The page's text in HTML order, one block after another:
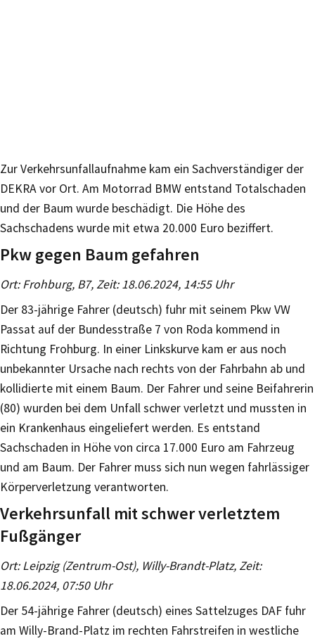
Zur Verkehrsunfallaufnahme kam ein Sachverständiger der
DEKRA vor Ort. Am Motorrad BMW entstand Totalschaden
und der Baum wurde beschädigt. Die Höhe des
Sachschadens wurde mit etwa 20.000 Euro beziffert.
Pkw gegen Baum gefahren
Ort: Frohburg, B7, Zeit: 18.06.2024, 14:55 Uhr
Der 83-jährige Fahrer (deutsch) fuhr mit seinem Pkw VW
Passat auf der Bundesstraße 7 von Roda kommend in
Richtung Frohburg. In einer Linkskurve kam er aus noch
unbekannter Ursache nach rechts von der Fahrbahn ab und
kollidierte mit einem Baum. Der Fahrer und seine Beifahrerin
(80) wurden bei dem Unfall schwer verletzt und mussten in
ein Krankenhaus eingeliefert werden. Es entstand
Sachschaden in Höhe von circa 17.000 Euro am Fahrzeug
und am Baum. Der Fahrer muss sich nun wegen fahrlässiger
Körperverletzung verantworten.
Verkehrsunfall mit schwer verletztem
Fußgänger
Ort: Leipzig (Zentrum-Ost), Willy-Brandt-Platz, Zeit:
18.06.2024, 07:50 Uhr
Der 54-jährige Fahrer (deutsch) eines Sattelzuges DAF fuhr
am Willy-Brand-Platz im rechten Fahrstreifen in westliche